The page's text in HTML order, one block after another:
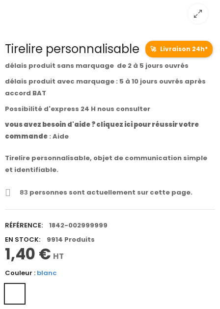
Tirelire personnalisable 🚀 Livraison 24h*
délais produit sans marquage de 2 à 5 jours ouvrés
délais produit avec marquage : 5 à 10 jours ouvrés après
accord BAT
Possibilité d'express 24 H nous consulter
vous avez besoin d'aide ? cliquez ici pour réussir votre
commande : Aide
Tirelire personnalisable, objet de communication simple
et identifiable.
83 personnes sont actuellement sur cette page.
RÉFÉRENCE:
1842-002999999
EN STOCK:
9914 Produits
1,40 € HT
Couleur : blanc